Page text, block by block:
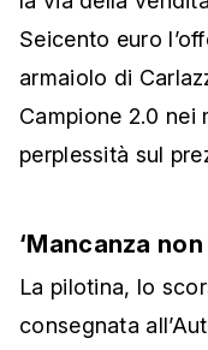
Seicento euro
armaiolo di
Campione 2.0 nei
perplessità sul
‘Mancanza
La pilotina, lo
consegnata